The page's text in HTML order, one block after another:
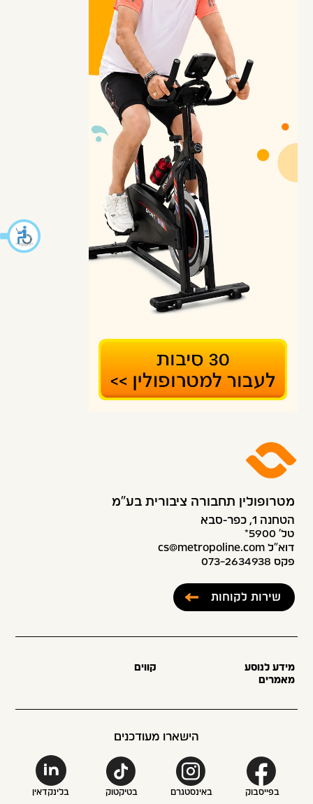
מטרופולין תחבורה ציבורית בע״מ
הטחנה 1, כפר-סבא
טל׳ 5900*
דוא”ל cs@metropoline.com
פקס 073-2634938
שירות לקוחות
מידע לנוסע
קווים
מאמרים
הישארו מעודכנים
בפייסבוק באינסטגרם בטיקטוק בלינקדאין